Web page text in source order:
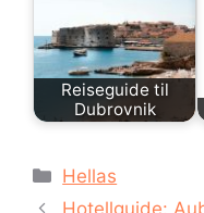
Reiseguide til
Dubrovnik
Kategorier
Hellas
Hotellguide: